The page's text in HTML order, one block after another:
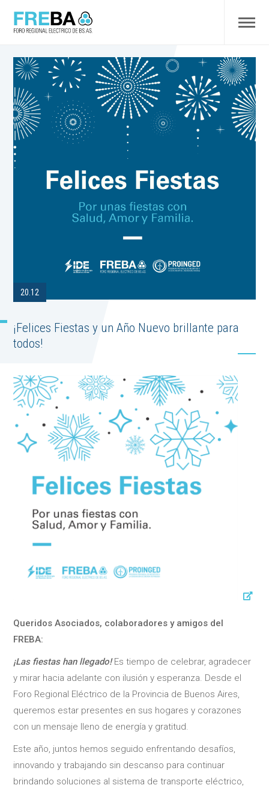
20.12
¡Felices Fiestas y un Año Nuevo brillante para
todos!
Queridos Asociados, colaboradores y amigos del
FREBA:
¡Las fiestas han llegado!Es tiempo de celebrar, agradecer
y mirar hacia adelante con ilusión y esperanza. Desde el
Foro Regional Eléctrico de la Provincia de Buenos Aires,
queremos estar presentes en sus hogares y corazones
con un mensaje lleno de energía y gratitud.
Este año, juntos hemos seguido enfrentando desafíos,
innovando y trabajando sin descanso para continuar
brindando soluciones al sistema de transporte eléctrico,